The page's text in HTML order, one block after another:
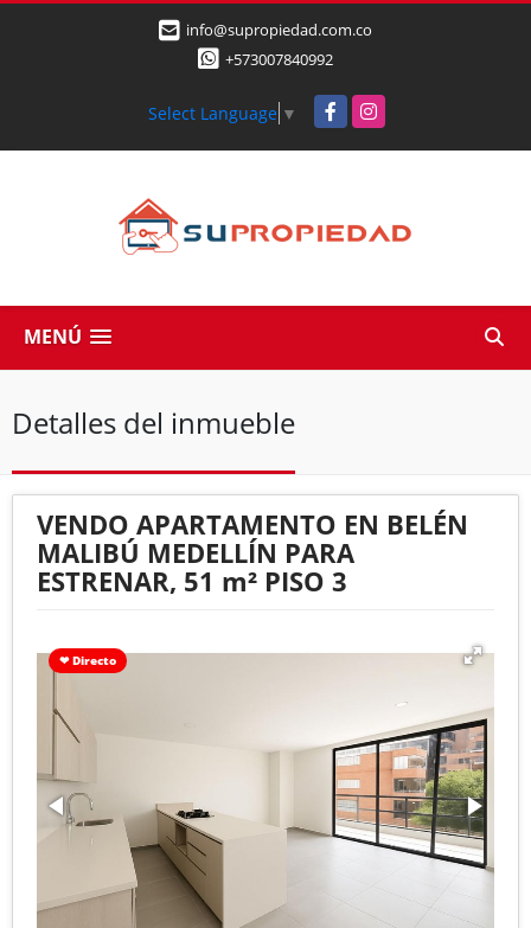
info@supropiedad.com.co
+573007840992
Select Language ▼ FacebookInstagram
MENÚ
Detalles del inmueble
VENDO APARTAMENTO EN BELÉN
MALIBÚ MEDELLÍN PARA
ESTRENAR, 51 m² PISO 3
❤ Directo